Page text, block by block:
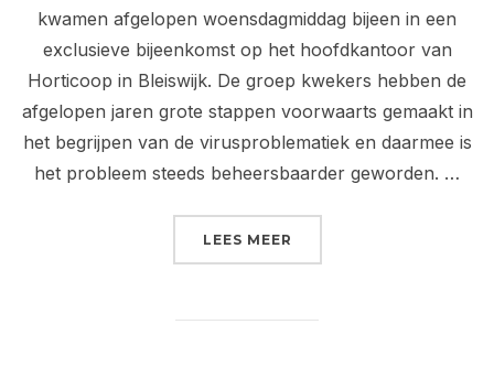
kwamen afgelopen woensdagmiddag bijeen in een
exclusieve bijeenkomst op het hoofdkantoor van
Horticoop in Bleiswijk. De groep kwekers hebben de
afgelopen jaren grote stappen voorwaarts gemaakt in
het begrijpen van de virusproblematiek en daarmee is
het probleem steeds beheersbaarder geworden. …
LEES MEER